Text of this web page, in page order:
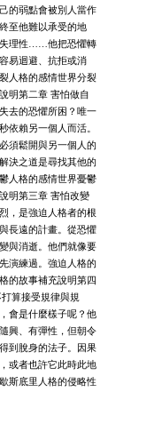
的弱點會被別人當作
至他難以承受的地
失理性……他把恐懼轉
易迴避、抗拒或消
人格的感情世界分裂
明第二章 害怕做自
去的恐懼所困？唯一
依賴另一個人而活。
須鬆開與另一個人的
決之道是尋找其他的
人格的感情世界憂鬱
明第三章 害怕改變
，是強迫人格者的根
長遠的計畫。從恐懼
與消逝。他們就像要
演練過。強迫人格的
的故事補充說明第四
算接受規律與規
會是什麼樣子呢？他
興、有彈性，但朝令
到脫身的法子。因果
或者也許它此時此地
斯底里人格的侵略性